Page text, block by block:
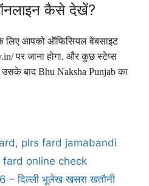
कैसे देखें?
लिए आपको ऑफिसियल वेबसाइट
पर जाना होगा. और कुछ स्टेप्स
बाद Bhu Naksha Punjab का
, plrs fard jamabandi
fard online check
दिल्ली भूलेख खसरा खतौनी